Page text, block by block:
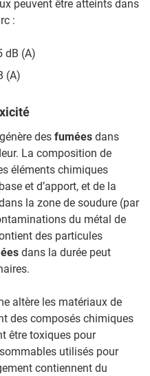
peuvent être atteints dans
:
dB (A)
(A)
des fumées dans
La composition de
éléments chimiques
et d’apport, et de la
la zone de soudure (par
du métal de
des particules
dans la durée peut
altère les matériaux de
des composés chimiques
être toxiques pour
utilisés pour
contiennent du